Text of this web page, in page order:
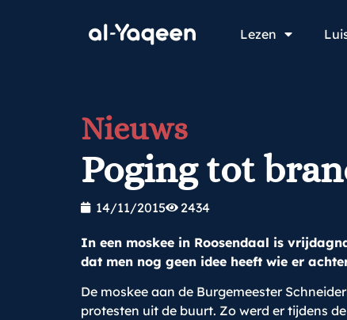
Lezen
Nieuws
Poging tot
14/11/2015 2434
In een moskee in Roosendaal is
dat men nog geen idee heeft wie er
De moskee aan de Burgemeester
protesten uit de buurt. Zo werd er tijdens